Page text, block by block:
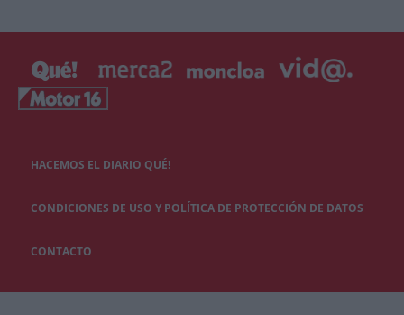
HACEMOS EL DIARIO QUÉ!
CONDICIONES DE USO Y POLÍTICA DE PROTECCIÓN DE DATOS
CONTACTO